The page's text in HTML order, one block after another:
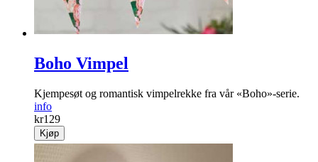
Boho Vimpel
Kjempesøt og romantisk vimpelrekke fra vår «Boho»-serie.
info
kr129
Kjøp